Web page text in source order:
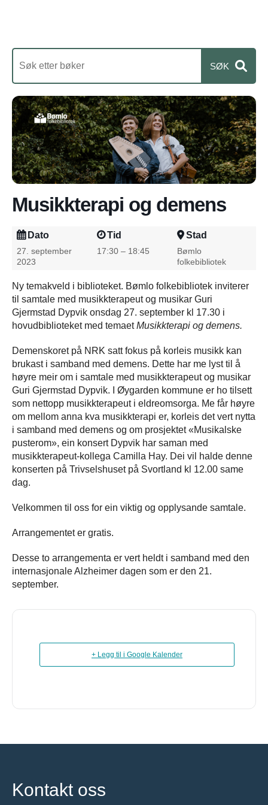
Musikkterapi og demens
Dato
27. september
2023
Tid
17:30 – 18:45
Stad
Bømlo
folkebibliotek
Ny temakveld i biblioteket. Bømlo folkebibliotek inviterer
til samtale med musikkterapeut og musikar Guri
Gjermstad Dypvik onsdag 27. september kl 17.30 i
hovudbiblioteket med temaetMusikkterapi og demens.
Demenskoret på NRK satt fokus på korleis musikk kan
brukast i samband med demens. Dette har me lyst til å
høyre meir om i samtale med musikkterapeut og musikar
Guri Gjermstad Dypvik. I Øygarden kommune er ho tilsett
som nettopp musikkterapeut i eldreomsorga. Me får høyre
om mellom anna kva musikkterapi er, korleis det vert nytta
i samband med demens og om prosjektet «Musikalske
pusterom», ein konsert Dypvik har saman med
musikkterapeut-kollega Camilla Hay. Dei vil halde denne
konserten på Trivselshuset på Svortland kl 12.00 same
dag.
Velkommen til oss for ein viktig og opplysande samtale.
Arrangementet er gratis.
Desse to arrangementa er vert heldt i samband med den
internasjonale Alzheimer dagen som er den 21.
september.
+ Legg til i Google Kalender
Kontakt oss